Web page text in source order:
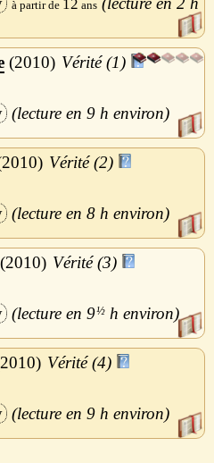
12
2010
Vérité (1)
9 h
2010
Vérité (2)
8 h
2010
Vérité (3)
9½ h
2010
Vérité (4)
9 h